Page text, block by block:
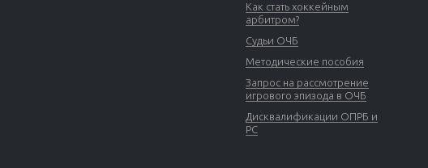
Как стать хоккейным
арбитром?
Судьи ОЧБ
Методические пособия
Запрос на рассмотрение
игрового эпизода в ОЧБ
Дисквалификации ОПРБ и
РС